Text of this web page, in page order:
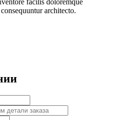
architecto.